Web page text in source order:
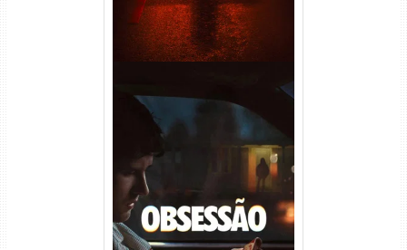
Obsessão Torrent (2026)
WEB-DL 1080p/4K Dual
Áudio